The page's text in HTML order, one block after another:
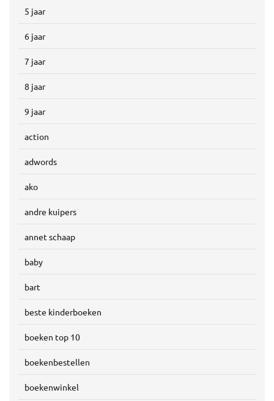
5 jaar
6 jaar
7 jaar
8 jaar
9 jaar
action
adwords
ako
andre kuipers
annet schaap
baby
bart
beste kinderboeken
boeken top 10
boekenbestellen
boekenwinkel